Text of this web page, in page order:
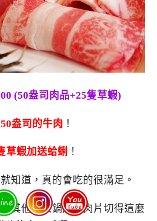
(50盎司肉品+25隻草蝦)
50盎司的牛肉 ！
草蝦加送蛤蜊 ！
知道，真的會吃的很滿足。
其他間火鍋店的肉片切得這麼